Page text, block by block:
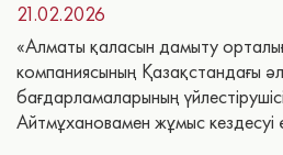
21.02.2026
«Алматы қаласын дамыту
компаниясының Қазақстандағы
бағдарламаларының
Айтмұхановамен жұмыс кездесуі